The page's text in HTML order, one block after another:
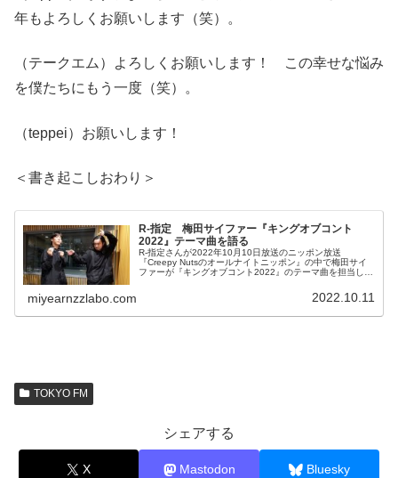
年もよろしくお願いします（笑）。
（テークエム）よろしくお願いします！ この幸せな悩み
を僕たちにもう一度（笑）。
（teppei）お願いします！
＜書き起こしおわり＞
R-指定 梅田サイファー『キングオブコント
2022』テーマ曲を語る
R-指定さんが2022年10月10日放送のニッポン放送
『Creepy Nutsのオールナイトニッポン』の中で梅田サイ
ファーが『キングオブコント2022』のテーマ曲を担当した
miyearnzzlabo.com 2022.10.11
TOKYO FM
シェアする
X Mastodon Bluesky